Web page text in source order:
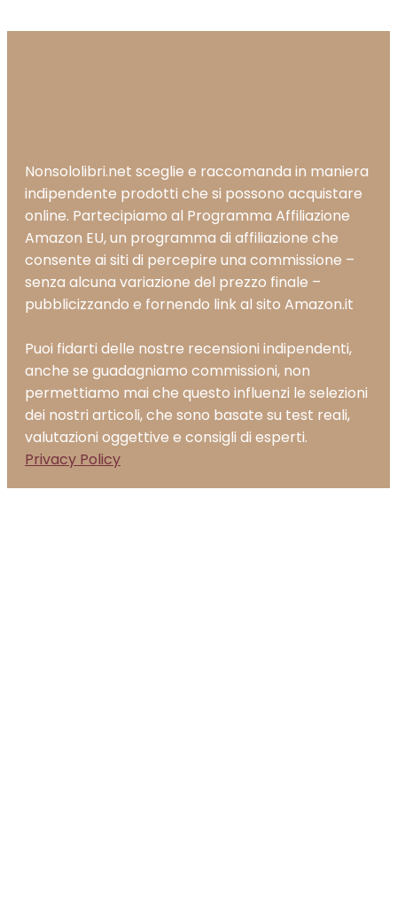
Nonsololibri.net sceglie e raccomanda in maniera
indipendente prodotti che si possono acquistare
online. Partecipiamo al Programma Affiliazione
Amazon EU, un programma di affiliazione che
consente ai siti di percepire una commissione –
senza alcuna variazione del prezzo finale –
pubblicizzando e fornendo link al sito Amazon.it
Puoi fidarti delle nostre recensioni indipendenti,
anche se guadagniamo commissioni, non
permettiamo mai che questo influenzi le selezioni
dei nostri articoli, che sono basate su test reali,
valutazioni oggettive e consigli di esperti.
Privacy Policy